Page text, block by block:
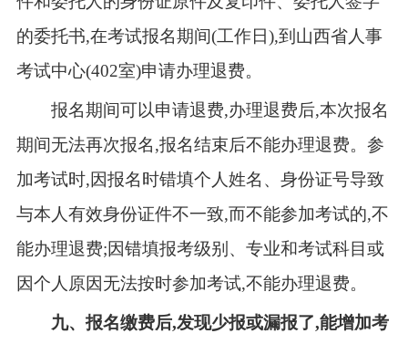
的委托书,在考试报名期间(工作日),到山西省人事
考试中心(402室)申请办理退费。
报名期间可以申请退费,办理退费后,本次报名
期间无法再次报名,报名结束后不能办理退费。参
加考试时,因报名时错填个人姓名、身份证号导致
与本人有效身份证件不一致,而不能参加考试的,不
能办理退费;因错填报考级别、专业和考试科目或
因个人原因无法按时参加考试,不能办理退费。
九、报名缴费后,发现少报或漏报了,能增加考